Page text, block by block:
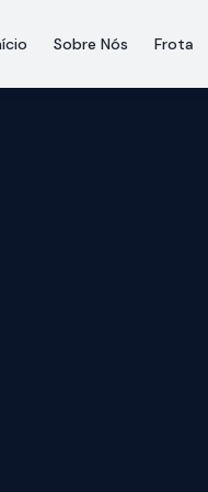
Sobre Nós Frota